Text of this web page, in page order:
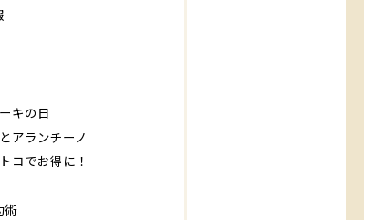
キの日
アランチーノ
コでお得に！
術